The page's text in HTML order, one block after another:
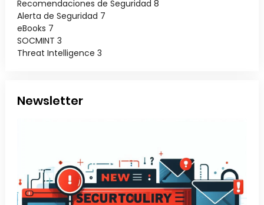
Recomendaciones de Seguridad 8
Alerta de Seguridad 7
eBooks 7
SOCMINT 3
Threat Intelligence 3
Newsletter